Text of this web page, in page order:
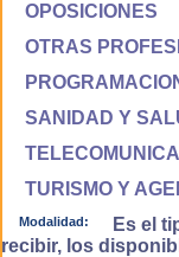
OPOSICIONES
OTRAS
SANIDAD Y
TURISMO Y
Modalidad:
Es el
recibir, los